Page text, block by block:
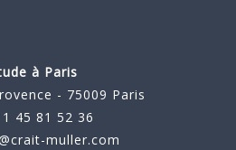
à Paris
- 75009 Paris
45 81 52 36
muller.com